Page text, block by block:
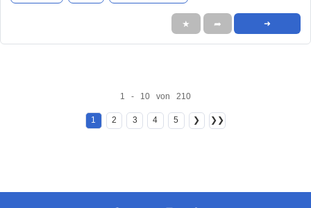
★ ➦ ➜
1 - 10 von 210
1 2 3 4 5 ❯ ❯❯